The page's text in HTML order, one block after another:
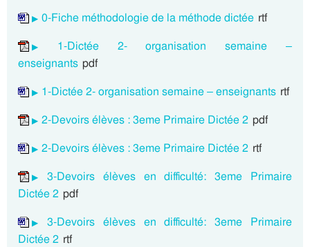
0-Fiche méthodologie de la méthode dictée rtf
1-Dictée 2- organisation semaine –
enseignants pdf
1-Dictée 2- organisation semaine – enseignants rtf
2-Devoirs élèves : 3eme Primaire Dictée 2 pdf
2-Devoirs élèves : 3eme Primaire Dictée 2 rtf
3-Devoirs élèves en difficulté: 3eme Primaire
Dictée 2 pdf
3-Devoirs élèves en difficulté: 3eme Primaire
Dictée 2 rtf